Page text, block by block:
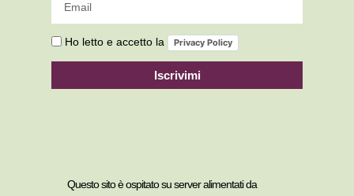
Ho letto e accetto la Privacy Policy
Iscrivimi
Questo sito è ospitato su server alimentati da